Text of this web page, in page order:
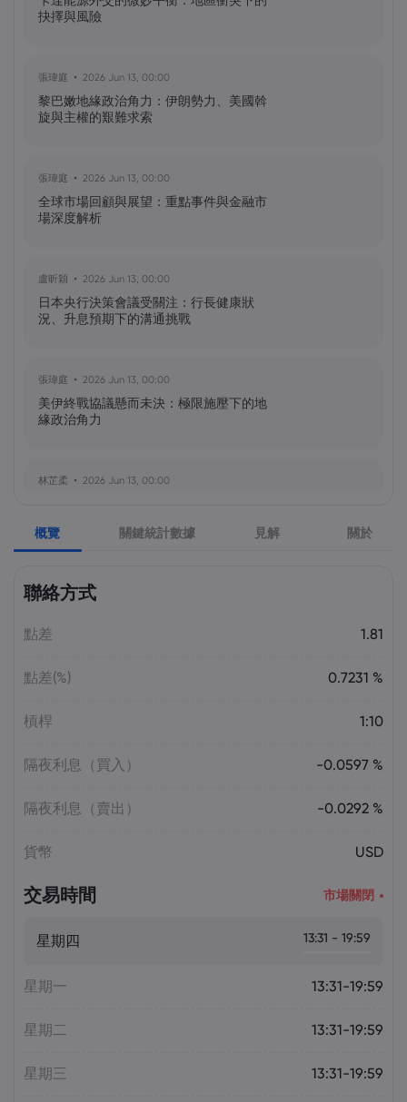
Fintech 股票值得關注：Nu
Holdings（NU）股票、SOFI 股票
Quantum Inc. 發生了什麼事？
能體競賽
抉擇與風險
張瑋庭 2026 Jun 13, 00:00
黎巴嫩地緣政治角力：伊朗勢力、美國斡
旋與主權的艱難求索
張瑋庭 2026 Jun 13, 00:00
全球市場回顧與展望：重點事件與金融市
場深度解析
盧昕穎 2026 Jun 13, 00:00
日本央行決策會議受關注：行長健康狀
況、升息預期下的溝通挑戰
張瑋庭 2026 Jun 13, 00:00
美伊終戰協議懸而未決：極限施壓下的地
緣政治角力
林芷柔 2026 Jun 13, 00:00
張瑋庭 2026 Jun 13, 00:00
北約安全態勢與美軍部署調整：美歐風險
陳昊然
量增，市場波動趨緩
概覽 關鍵統計數據 見解 關於
聯絡方式
點差 1.81
點差(%) 0.7231 %
槓桿 1:10
隔夜利息（買入） -0.0597 %
隔夜利息（賣出） -0.0292 %
貨幣 USD
交易時間 市場關閉
星期四 13:31 - 19:59
星期一 13:31-19:59
星期二 13:31-19:59
星期三 13:31-19:59